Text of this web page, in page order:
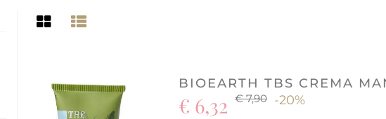
BIOEARTH TBS CREMA
€ 7,90 -20%
€ 6,32